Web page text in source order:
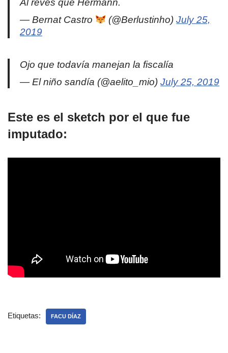
Al revés que Hermann.
— Bernat Castro
(@Berlustinho)July 25,
2019
Ojo que todavía manejan la fiscalía
— El niño sandía (@aelito_mio) July 25, 2019
Este es el sketch por el que fue
imputado:
Etiquetas: FACU DÍAZ